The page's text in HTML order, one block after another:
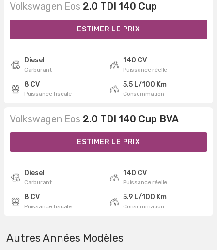
Volkswagen Eos 2.0 TDI 140 Cup
ESTIMER LE PRIX
Diesel
Carburant
140 CV
Puissance réelle
8 CV
Puissance fiscale
5.5 L/100 Km
Consommation
Volkswagen Eos 2.0 TDI 140 Cup BVA
ESTIMER LE PRIX
Diesel
Carburant
140 CV
Puissance réelle
8 CV
Puissance fiscale
5.9 L/100 Km
Consommation
Autres Années Modèles